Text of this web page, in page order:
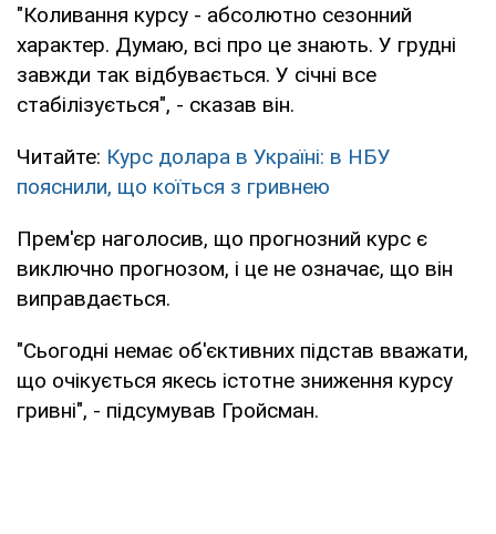
"Коливання курсу - абсолютно сезонний
характер. Думаю, всі про це знають. У грудні
завжди так відбувається. У січні все
стабілізується", - сказав він.
Читайте: Курс долара в Україні: в НБУ
пояснили, що коїться з гривнею
Прем'єр наголосив, що прогнозний курс є
виключно прогнозом, і це не означає, що він
виправдається.
"Сьогодні немає об'єктивних підстав вважати,
що очікується якесь істотне зниження курсу
гривні", - підсумував Гройсман.